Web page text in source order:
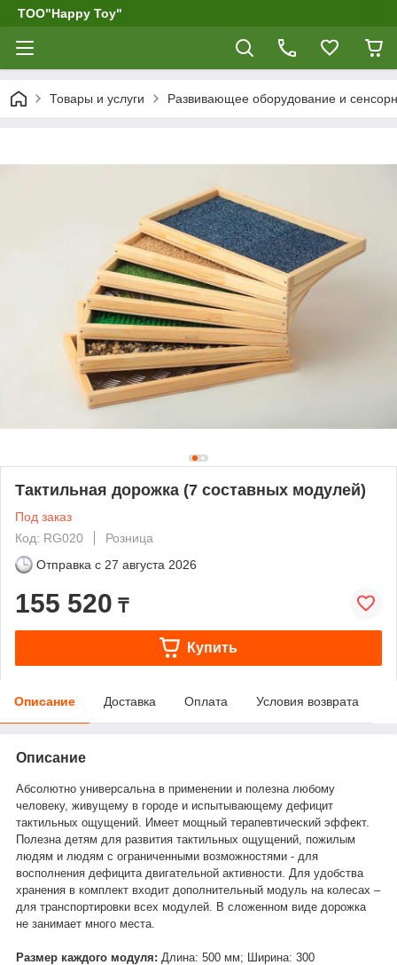
ТОО"Happy Toy"
Товары и услуги Развивающее оборудование и
Тактильная дорожка (7 составных модулей)
Под заказ
Код: RG020
Розница
Отправка с 27 августа 2026
155 520 ₸
Купить
Описание Доставка Оплата Условия возврата
Описание
Абсолютно универсальна в применении и полезна любому
человеку, живущему в городе и испытывающему дефицит
тактильных ощущений. Имеет мощный терапевтический эффект.
Полезна детям для развития тактильных ощущений, пожилым
людям и людям с ограниченными возможностями - для
восполнения дефицита двигательной активности. Для удобства
хранения в комплект входит дополнительный модуль на колесах –
для транспортировки всех модулей. В сложенном виде дорожка
не занимает много места.
Размер каждого модуля: Длина: 500 мм; Ширина: 300